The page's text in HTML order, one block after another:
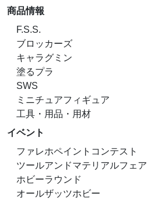
商品情報
F.S.S.
ブロッカーズ
キャラグミン
塗るプラ
SWS
ミニチュアフィギュア
工具・用品・用材
イベント
ファレホペイントコンテスト
ツールアンドマテリアルフェア
ホビーラウンド
オールザッツホビー